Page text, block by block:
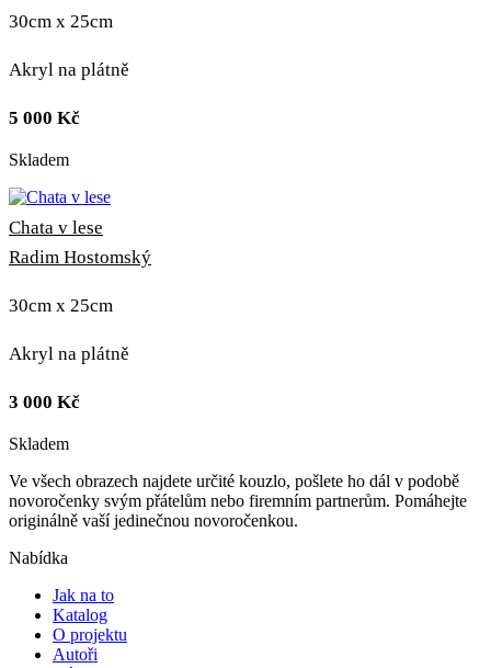
30cm x 25cm
Akryl na plátně
5 000 Kč
Skladem
Chata v lese
Radim Hostomský
30cm x 25cm
Akryl na plátně
3 000 Kč
Skladem
Ve všech obrazech najdete určité kouzlo, pošlete ho dál v podobě
novoročenky svým přátelům nebo firemním partnerům. Pomáhejte
originálně vaší jedinečnou novoročenkou.
Nabídka
Jak na to
Katalog
O projektu
Autoři